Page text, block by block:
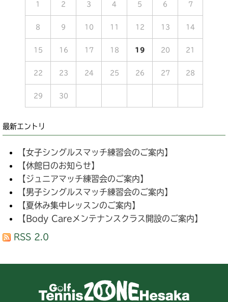
1 2 3 4 5 6 7
8 9 10 11 12 13 14
15 16 17 18 19 20 21
22 23 24 25 26 27 28
29 30
最新エントリ
【女子シングルスマッチ練習会のご案内】
【休館日のお知らせ】
【ジュニアマッチ練習会のご案内】
【男子シングルスマッチ練習会のご案内】
【夏休み集中レッスンのご案内】
【Body Careメンテナンスクラス開設のご案内】
RSS 2.0